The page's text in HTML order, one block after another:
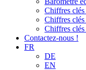
Chiffres clés
Chiffres
Chiffres clés
Contactez-nous !
FR
DE
EN